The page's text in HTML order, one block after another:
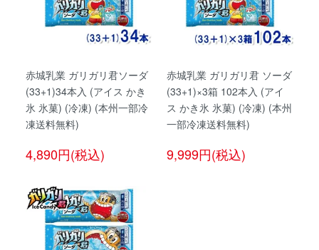
赤城乳業 ガリガリ君ソーダ
(33+1)34本入 (アイス かき
氷 氷菓) (冷凍) (本州一部冷
凍送料無料)
4,890円(税込)
赤城乳業 ガリガリ君 ソーダ
(33+1)×3箱 102本入 (アイ
ス かき氷 氷菓) (冷凍) (本州
一部冷凍送料無料)
9,999円(税込)